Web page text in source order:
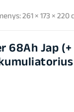
261 × 173 × 220
68Ah Jap